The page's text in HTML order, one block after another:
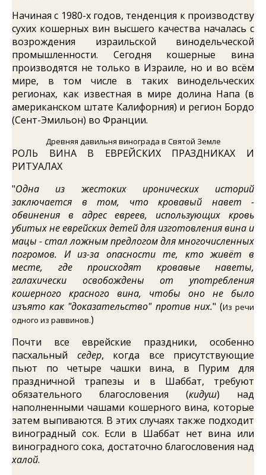
Начиная с 1980-х годов, тенденция к производству
сухих кошерных вин высшего качества началась с
возрождения израильской винодельческой
промышленности. Сегодня кошерные вина
производятся не только в Израиле, но и во всём
мире, в том числе в таких винодельческих
регионах, как известная в мире долина Напа (в
американском штате Калифорния) и регион Бордо
(Сент-Эмильон) во Франции.
Древняя давильня винограда в Святой Земле
РОЛЬ ВИНА В ЕВРЕЙСКИХ ПРАЗДНИКАХ И
РИТУАЛАХ
"Одна из жестоких иронических историй
заключается в том, что кровавый навет -
обвинения в адрес евреев, использующих кровь
убитых не еврейских детей для изготовления вина и
мацы - стал ложным предлогом для многочисленных
погромов. И из-за опасности те, кто живёт в
месте, где происходят кровавые наветы,
галахически освобождены от употребления
кошерного красного вина, чтобы оно не было
изъято как "доказательство" против них." (Из речи
одного из раввинов.)
Почти все еврейские праздники, особенно
пасхальный седер, когда все присутствующие
пьют по четыре чашки вина, в Пурим для
праздничной трапезы и в Шаббат, требуют
обязательного благословения (кидуш) над
наполненными чашами кошерного вина, которые
затем выпиваются. В этих случаях также подходит
виноградный сок. Если в Шаббат нет вина или
виноградного сока, достаточно благословения над
халой.